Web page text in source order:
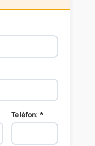
Telèfon:*